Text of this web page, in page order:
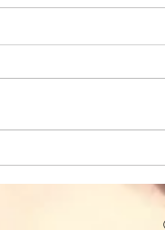
2026/6/27
く開けて「
を繰り返し
せていきた
の合唱練習